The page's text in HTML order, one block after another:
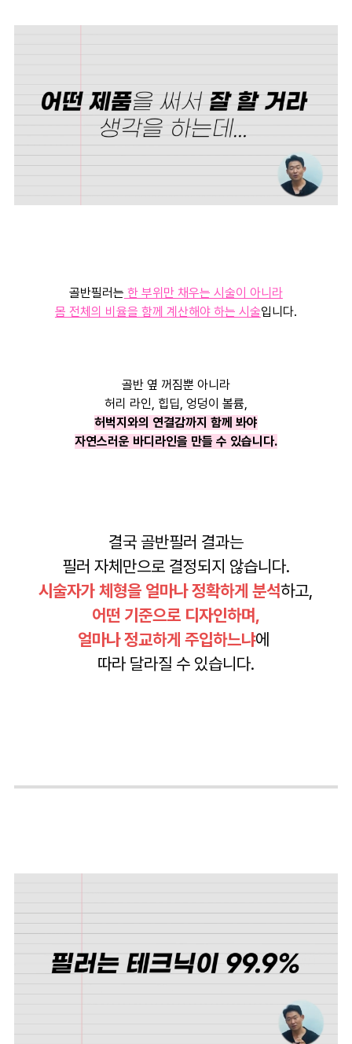
골반필러는 한 부위만 채우는 시술이 아니라
몸 전체의 비율을 함께 계산해야 하는 시술입니다.
골반 옆 꺼짐뿐 아니라
허리 라인, 힙딥, 엉덩이 볼륨,
허벅지와의 연결감까지 함께 봐야
자연스러운 바디라인을 만들 수 있습니다.
결국 골반필러 결과는
필러 자체만으로 결정되지 않습니다.
시술자가 체형을 얼마나 정확하게 분석하고,
어떤 기준으로 디자인하며,
얼마나 정교하게 주입하느냐에
따라 달라질 수 있습니다.